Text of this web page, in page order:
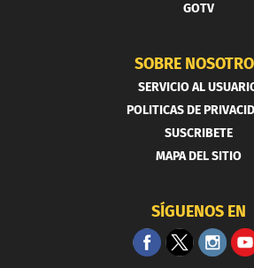
GOTV
SOBRE
SERVICIO AL
POLITICAS DE
SUSCRIBETE
MAPA DEL SITIO
SÍGUENOS EN